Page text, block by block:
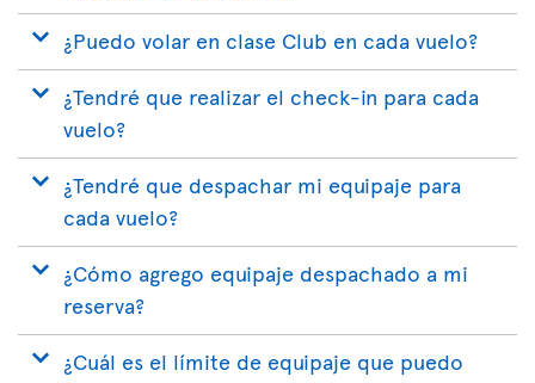
¿Puedo volar en clase Club en cada vuelo?
¿Tendré que realizar el check-in para cada
vuelo?
¿Tendré que despachar mi equipaje para
cada vuelo?
¿Cómo agrego equipaje despachado a mi
reserva?
¿Cuál es el límite de equipaje que puedo